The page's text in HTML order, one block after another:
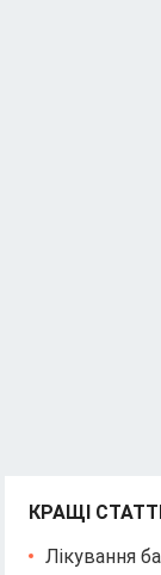
КРАЩІ СТАТТІ
Лікування